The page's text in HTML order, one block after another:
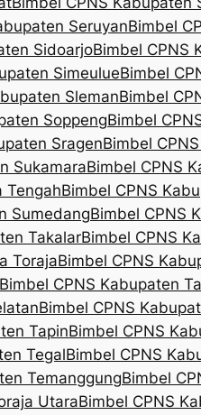
SeruyanBimbel
SidoarjoBimbel CPNS
SimeulueBimbel
SlemanBimbel
SoppengBimbel
SragenBimbel
SukamaraBimbel CPNS
TengahBimbel CPNS
SumedangBimbel CPNS
TakalarBimbel CPNS
TorajaBimbel CPNS
Bimbel CPNS Kabupaten
Bimbel CPNS
TapinBimbel CPNS
TegalBimbel CPNS
TemanggungBimbel
UtaraBimbel CPNS